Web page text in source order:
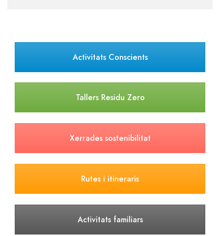
Activitats Conscients
Tallers Residu Zero
Xerrades sostenibilitat
Rutes i itineraris
Activitats familiars